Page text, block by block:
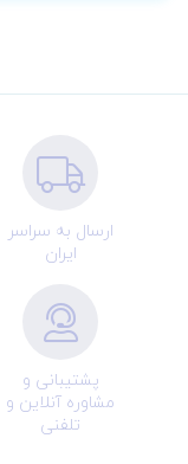
ارسال به سراسر
ایران
پشتیبانی و
مشاوره آنلاین و
تلفنی